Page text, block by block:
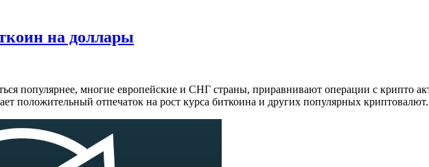
на доллары
популярнее, многие европейские и СНГ страны, приравнивают операции с крипто
положительный отпечаток на рост курса биткоина и других популярных криптовалют.